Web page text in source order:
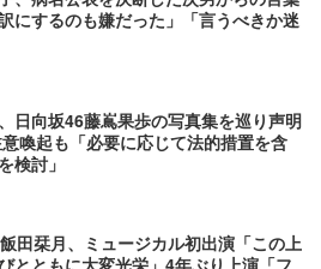
訳にするのも嫌だった」「言うべきか迷
日向坂46藤嶌果歩の写真集を巡り声明
喚起も「必要に応じて法的措置を含
検討」
田栞月、ミュージカル初出演「この上
とともに大変光栄」4年ぶり上演「フ